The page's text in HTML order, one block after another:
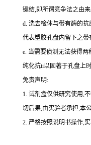
键结,即所谓竞争法之由来
d. 洗去检体与带有酶的
代表塑胶孔盘内留下之带
e. 当需要侦测无法获得两
纯化抗ti以固著于孔盘上
免责声明:
1. 试剂盒仅供研究使用,
切后果,由实验者承担,本
2. 严格按照说明书操作,